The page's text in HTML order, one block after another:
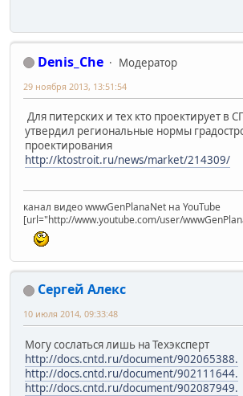
Denis_Che
Модератор
29 ноября 2013, 13:51:54
Для питерских и тех кто проектирует в
утвердил региональные нормы
проектирования
http://ktostroit.ru/news/market/214309/
канал видео wwwGenPlanaNet на YouTube
[url="http://www.youtube.com/user/
Сергей Алекс
10 июля 2014, 09:33:48
Могу сослаться лишь на Техэксперт
http://docs.cntd.ru/document/902065388.
http://docs.cntd.ru/document/902111644.
http://docs.cntd.ru/document/902087949.